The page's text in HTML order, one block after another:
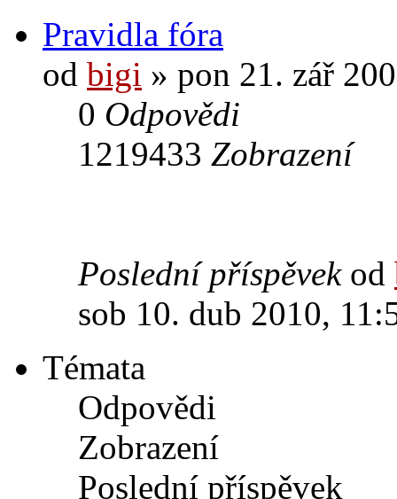
Pravidla fóra
od bigi » pon 21. zář
0 Odpovědi
1219433 Zobrazení
Poslední příspěvek od
sob 10. dub 2010,
Témata
Odpovědi
Zobrazení
Poslední příspěvek